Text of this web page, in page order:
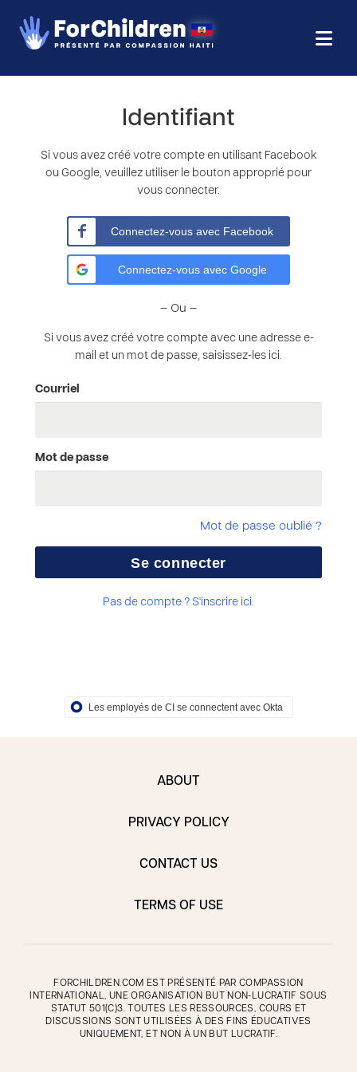
Identifiant
Si vous avez créé votre compte en utilisant Facebook
ou Google, veuillez utiliser le bouton approprié pour
vous connecter.
Connectez-vous avec Facebook
Connectez-vous avec Google
– Ou –
Si vous avez créé votre compte avec une adresse e-
mail et un mot de passe, saisissez-les ici.
Courriel
Mot de passe
Mot de passe oublié ?
Pas de compte ? S'inscrire ici.
Les employés de CI se connectent avec Okta
ABOUT
PRIVACY POLICY
CONTACT US
TERMS OF USE
FORCHILDREN.COM EST PRÉSENTÉ PAR COMPASSION
INTERNATIONAL, UNE ORGANISATION BUT NON-LUCRATIF SOUS
STATUT 501(C)3. TOUTES LES RESSOURCES, COURS ET
DISCUSSIONS SONT UTILISÉES À DES FINS ÉDUCATIVES
UNIQUEMENT, ET NON À UN BUT LUCRATIF.